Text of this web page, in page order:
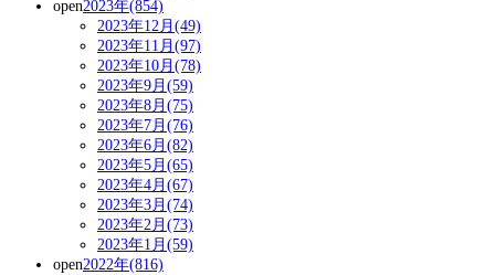
open2023年(854)
2023年12月(49)
2023年11月(97)
2023年10月(78)
2023年9月(59)
2023年8月(75)
2023年7月(76)
2023年6月(82)
2023年5月(65)
2023年4月(67)
2023年3月(74)
2023年2月(73)
2023年1月(59)
open2022年(816)